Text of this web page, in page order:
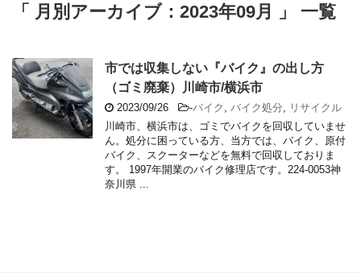
「 月別アーカイブ：2023年09月 」 一覧
市では収集しない『バイク』の出し方
（ゴミ廃棄）川崎市/横浜市
2023/09/26 -バイク バイク処分
リサイクル
川崎市、横浜市は、ゴミでバイクを回収していませ
ん。処分に困っている方、当方では、バイク、原付
バイク、スクーターなどを無料で回収しておりま
す。 1997年開業のバイク修理店です。224-0053神
奈川県 ...